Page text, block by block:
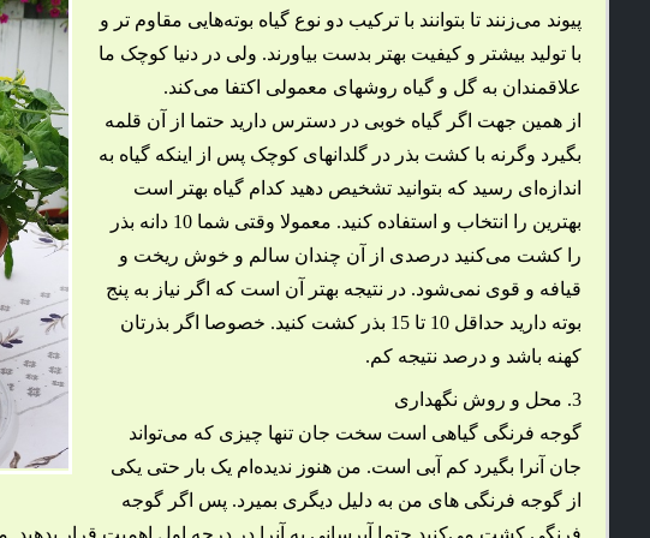
پیوند می‌زنند تا بتوانند با ترکیب دو نوع گیاه بوته‌هایی مقاوم تر و
با تولید بیشتر و کیفیت بهتر بدست بیاورند. ولی در دنیا کوچک ما
علاقمندان به گل و گیاه روشهای معمولی اکتفا می‌کند.
از همین جهت اگر گیاه خوبی در دسترس دارید حتما از آن قلمه
بگیرد وگرنه با کشت بذر در گلدانهای کوچک پس از اینکه گیاه به
اندازه‌ای رسید که بتوانید تشخیص دهید کدام گیاه بهتر است
بهترین را انتخاب و استفاده کنید. معمولا وقتی شما 10 دانه بذر
را کشت می‌کنید درصدی از آن چندان سالم و خوش ریخت و
قیافه و قوی نمی‌شود. در نتیجه بهتر آن است که اگر نیاز به پنج
بوته دارید حداقل 10 تا 15 بذر کشت کنید. خصوصا اگر بذرتان
کهنه باشد و درصد نتیجه کم.
3. محل و روش نگهداری
گوجه فرنگی گیاهی است سخت جان تنها چیزی که می‌تواند
جان آنرا بگیرد کم آبی است. من هنوز ندیده‌ام یک بار حتی یکی
از گوجه فرنگی های من به دلیل دیگری بمیرد. پس اگر گوجه
فرنگی کشت می‌کنید حتما آبرسانی به آنرا در درجه اول اهمیت قرار بدهید.